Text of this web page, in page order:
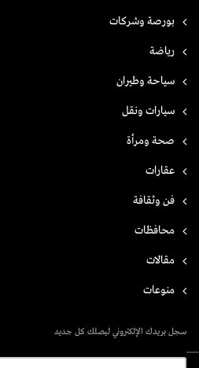
بورصة وشركات
رياضة
سياحة وطيران
سيارات ونقل
صحة ومرأة
عقارات
فن وثقافة
محافظات
مقالات
منوعات
سجل بريدك الإلكتروني ليصلك كل جديد